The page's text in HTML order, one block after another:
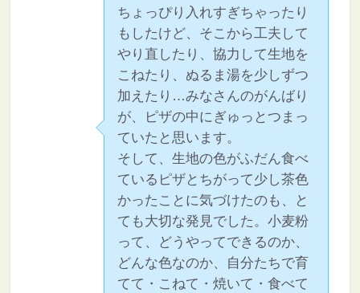
ちょっぴり入れすぎちゃったり
もしたけど、そこから工夫して
やり直したり、協力して生地を
こねたり、ぬるま湯を少しずつ
加えたり…みなさんのがんばり
が、ピザの中にぎゅっとつまっ
ていたと思います。
そして、生地の色がふだん食べ
ているピザとちがって少し茶色
かったことに気づけたのも、と
ても大切な発見でした。小麦粉
って、どうやってできるのか、
どんな色なのか、自分たちで育
てて・こねて・焼いて・食べて